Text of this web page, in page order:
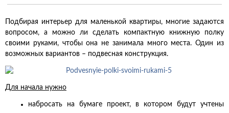
Подбирая интерьер для маленькой квартиры, многие задаются
вопросом, а можно ли сделать компактную книжную полку
своими руками, чтобы она не занимала много места. Один из
возможных вариантов – подвесная конструкция.
Для начала нужно
набросать на бумаге проект, в котором будут учтены